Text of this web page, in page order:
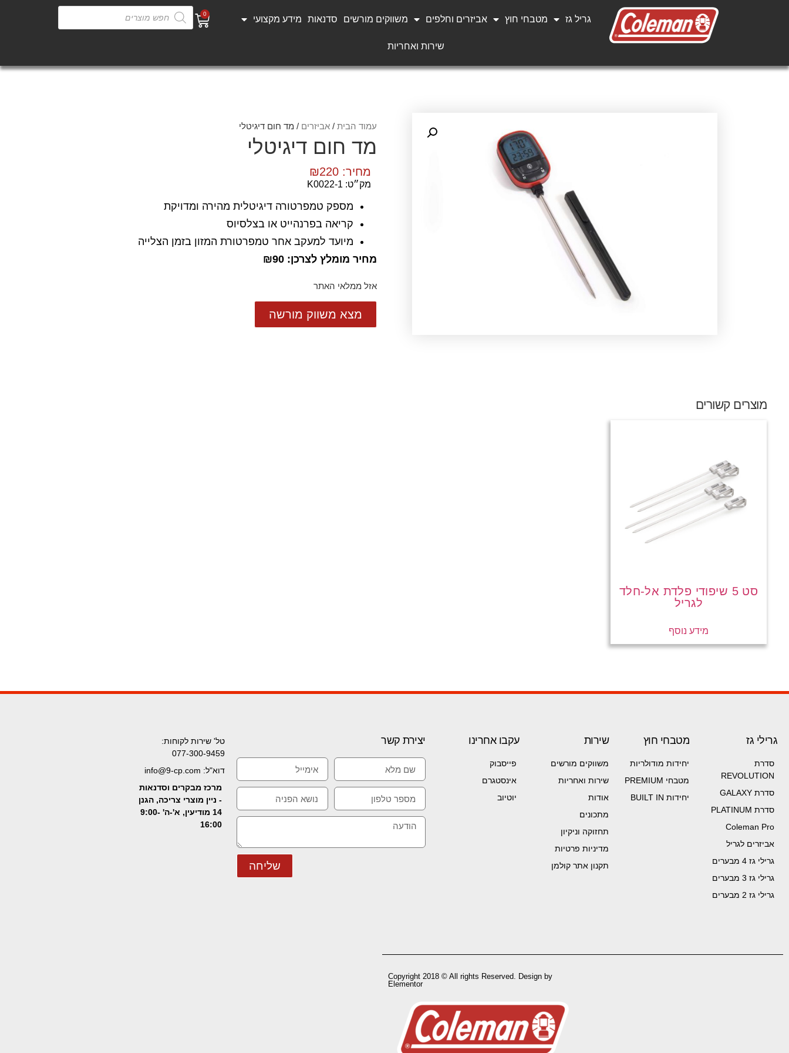
גריל גז מטבחי חוץ אביזרים וחלפים משווקים מורשים סדנאות מידע מקצועי
שירות ואחריות
0
עמוד הבית/ אביזרים / מד חום דיגיטלי
מד חום דיגיטלי
מחיר: ₪220
מק״ט: K0022-1
מספק טמפרטורה דיגיטלית מהירה ומדויקת
קריאה בפרנהייט או בצלסיוס
מיועד למעקב אחר טמפרטורת המזון בזמן הצלייה
מחיר מומלץ לצרכן: ₪90
אזל ממלאי האתר
מצא משווק מורשה
מוצרים קשורים
סט 5 שיפודי פלדת אל-חלד
לגריל
מידע נוסף
גרילי גז
סדרת
REVOLUTION
סדרת GALAXY
סדרת PLATINUM
Coleman Pro
אביזרים לגריל
גרילי גז 4 מבערים
גרילי גז 3 מבערים
גרילי גז 2 מבערים
מטבחי חוץ
יחידות מודולריות
מטבחי PREMIUM
יחידות BUILT IN
שירות
משווקים מורשים
שירות ואחריות
אודות
מתכונים
תחזוקה וניקיון
מדיניות פרטיות
תקנון אתר קולמן
עקבו אחרינו
פייסבוק
אינסטגרם
יוטיוב
יצירת קשר
שליחה
טל' שירות לקוחות:
077-300-9459
דוא"ל: info@9-cp.com
מרכז מבקרים וסדנאות
- ניין מוצרי צריכה, הגנן
14 מודיעין, א'-ה' 9:00-
16:00
Copyright 2018 © All rights Reserved. Design by
Elementor